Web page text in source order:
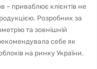
приваблює клієнтів не
Розробник за
та зовнішній
себе як
на ринку України.